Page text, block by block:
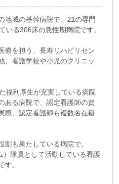
地域の基幹病院で、21の専門
いる306床の急性期病院です。
療を担う、長寿リハビリセン
、看護学校や小児のクリニッ
福利厚生が充実している病院
ある病院で、認定看護師の資
際、認定看護師も複数名在籍
割も果たしている病院で、
）隊員として活動している看護
す。